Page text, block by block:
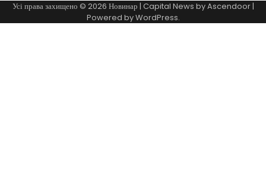
Усі права захищено © 2026 Новинар | Capital News byAscendoor|
Powered byWordPress.